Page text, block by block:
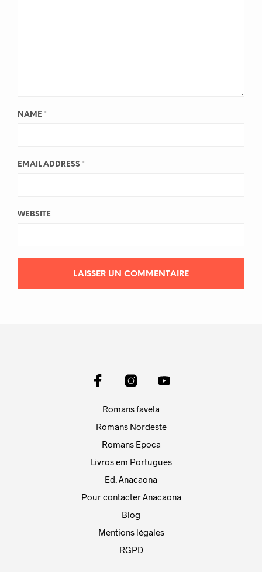
NAME *
EMAIL ADDRESS *
WEBSITE
Romans favela
Romans Nordeste
Romans Epoca
Livros em Portugues
Ed. Anacaona
Pour contacter Anacaona
Blog
Mentions légales
RGPD